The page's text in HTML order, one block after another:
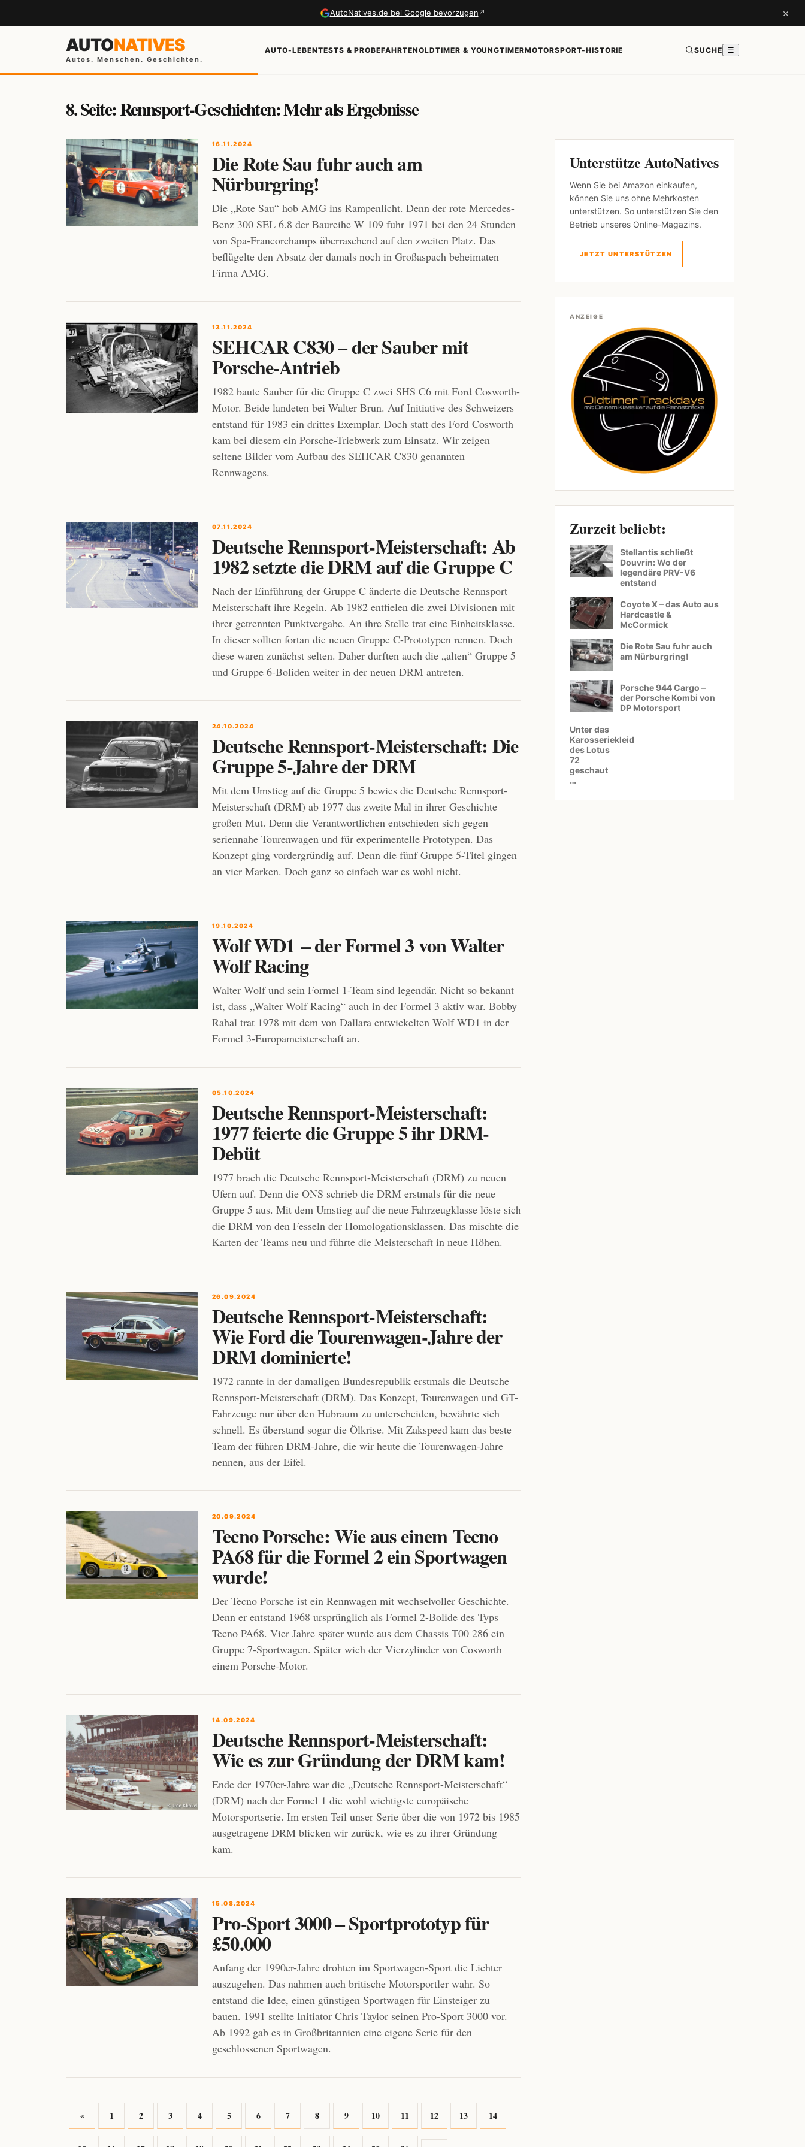
AutoNatives.de bei Google bevorzugen ↗ ×
AUTONATIVES
Autos. Menschen. Geschichten.
AUTO-LEBENTESTS & PROBEFAHRTENOLDTIMER & YOUNGTIMERMOTORSPORT-HISTORIE SUCHE ☰
8. Seite: Rennsport-Geschichten: Mehr als Ergebnisse
16.11.2024
Die Rote Sau fuhr auch am
Nürburgring!
Die „Rote Sau“ hob AMG ins Rampenlicht. Denn der rote Mercedes-
Benz 300 SEL 6.8 der Baureihe W 109 fuhr 1971 bei den 24 Stunden
von Spa-Francorchamps überraschend auf den zweiten Platz. Das
beflügelte den Absatz der damals noch in Großaspach beheimaten
Firma AMG.
13.11.2024
SEHCAR C830 – der Sauber mit
Porsche-Antrieb
1982 baute Sauber für die Gruppe C zwei SHS C6 mit Ford Cosworth-
Motor. Beide landeten bei Walter Brun. Auf Initiative des Schweizers
entstand für 1983 ein drittes Exemplar. Doch statt des Ford Cosworth
kam bei diesem ein Porsche-Triebwerk zum Einsatz. Wir zeigen
seltene Bilder vom Aufbau des SEHCAR C830 genannten
Rennwagens.
07.11.2024
Deutsche Rennsport-Meisterschaft: Ab
1982 setzte die DRM auf die Gruppe C
Nach der Einführung der Gruppe C änderte die Deutsche Rennsport
Meisterschaft ihre Regeln. Ab 1982 entfielen die zwei Divisionen mit
ihrer getrennten Punktvergabe. An ihre Stelle trat eine Einheitsklasse.
In dieser sollten fortan die neuen Gruppe C-Prototypen rennen. Doch
diese waren zunächst selten. Daher durften auch die „alten“ Gruppe 5
und Gruppe 6-Boliden weiter in der neuen DRM antreten.
24.10.2024
Deutsche Rennsport-Meisterschaft: Die
Gruppe 5-Jahre der DRM
Mit dem Umstieg auf die Gruppe 5 bewies die Deutsche Rennsport-
Meisterschaft (DRM) ab 1977 das zweite Mal in ihrer Geschichte
großen Mut. Denn die Verantwortlichen entschieden sich gegen
seriennahe Tourenwagen und für experimentelle Prototypen. Das
Konzept ging vordergründig auf. Denn die fünf Gruppe 5-Titel gingen
an vier Marken. Doch ganz so einfach war es wohl nicht.
19.10.2024
Wolf WD1 – der Formel 3 von Walter
Wolf Racing
Walter Wolf und sein Formel 1-Team sind legendär. Nicht so bekannt
ist, dass „Walter Wolf Racing“ auch in der Formel 3 aktiv war. Bobby
Rahal trat 1978 mit dem von Dallara entwickelten Wolf WD1 in der
Formel 3-Europameisterschaft an.
05.10.2024
Deutsche Rennsport-Meisterschaft:
1977 feierte die Gruppe 5 ihr DRM-
Debüt
1977 brach die Deutsche Rennsport-Meisterschaft (DRM) zu neuen
Ufern auf. Denn die ONS schrieb die DRM erstmals für die neue
Gruppe 5 aus. Mit dem Umstieg auf die neue Fahrzeugklasse löste sich
die DRM von den Fesseln der Homologationsklassen. Das mischte die
Karten der Teams neu und führte die Meisterschaft in neue Höhen.
26.09.2024
Deutsche Rennsport-Meisterschaft:
Wie Ford die Tourenwagen-Jahre der
DRM dominierte!
1972 rannte in der damaligen Bundesrepublik erstmals die Deutsche
Rennsport-Meisterschaft (DRM). Das Konzept, Tourenwagen und GT-
Fahrzeuge nur über den Hubraum zu unterscheiden, bewährte sich
schnell. Es überstand sogar die Ölkrise. Mit Zakspeed kam das beste
Team der führen DRM-Jahre, die wir heute die Tourenwagen-Jahre
nennen, aus der Eifel.
20.09.2024
Tecno Porsche: Wie aus einem Tecno
PA68 für die Formel 2 ein Sportwagen
wurde!
Der Tecno Porsche ist ein Rennwagen mit wechselvoller Geschichte.
Denn er entstand 1968 ursprünglich als Formel 2-Bolide des Typs
Tecno PA68. Vier Jahre später wurde aus dem Chassis T00 286 ein
Gruppe 7-Sportwagen. Später wich der Vierzylinder von Cosworth
einem Porsche-Motor.
14.09.2024
Deutsche Rennsport-Meisterschaft:
Wie es zur Gründung der DRM kam!
Ende der 1970er-Jahre war die „Deutsche Rennsport-Meisterschaft“
(DRM) nach der Formel 1 die wohl wichtigste europäische
Motorsportserie. Im ersten Teil unser Serie über die von 1972 bis 1985
ausgetragene DRM blicken wir zurück, wie es zu ihrer Gründung
kam.
15.08.2024
Pro-Sport 3000 – Sportprototyp für
£50.000
Anfang der 1990er-Jahre drohten im Sportwagen-Sport die Lichter
auszugehen. Das nahmen auch britische Motorsportler wahr. So
entstand die Idee, einen günstigen Sportwagen für Einsteiger zu
bauen. 1991 stellte Initiator Chris Taylor seinen Pro-Sport 3000 vor.
Ab 1992 gab es in Großbritannien eine eigene Serie für den
geschlossenen Sportwagen.
« 1 2 3 4 5 6 7 8 9 10 11 12 13 14
Unterstütze AutoNatives
Wenn Sie bei Amazon einkaufen,
können Sie uns ohne Mehrkosten
unterstützen. So unterstützen Sie den
Betrieb unseres Online-Magazins.
JETZT UNTERSTÜTZEN
ANZEIGE
Zurzeit beliebt:
Stellantis schließt
Douvrin: Wo der
legendäre PRV-V6
entstand
Coyote X – das Auto aus
Hardcastle &
McCormick
Die Rote Sau fuhr auch
am Nürburgring!
Porsche 944 Cargo –
der Porsche Kombi von
DP Motorsport
Unter das
Karosseriekleid
des Lotus
72
geschaut
…